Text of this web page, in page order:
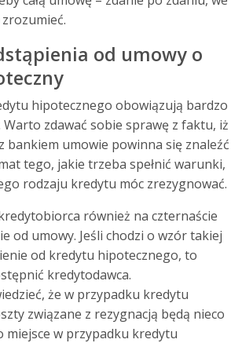
od umowy o
hipotecznego obowiązują bardzo
Warto zdawać sobie sprawę z faktu, iż
bankiem umowie powinna się znaleźć
tego, jakie trzeba spełnić warunki,
rodzaju kredytu móc zrezygnować.
również na czternaście
od umowy. Jeśli chodzi o wzór takiej
od kredytu hipotecznego, to
kredytodawca.
że w przypadku kredytu
związane z rezygnacją będą nieco
miejsce w przypadku kredytu